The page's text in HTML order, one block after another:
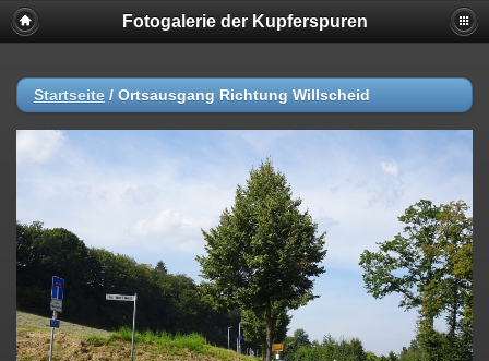
Fotogalerie der Kupferspuren
Startseite / Ortsausgang Richtung Willscheid